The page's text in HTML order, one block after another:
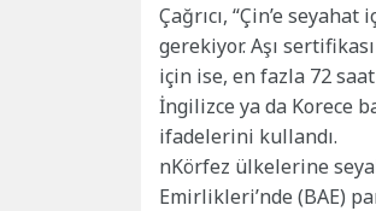
Çağrıcı, “Çin’e
gerekiyor. Aşı
için ise, en fazla 72
İngilizce ya da Korece
ifadelerini kullandı.
nKörfez ülkelerine
Emirlikleri’nde (BAE)